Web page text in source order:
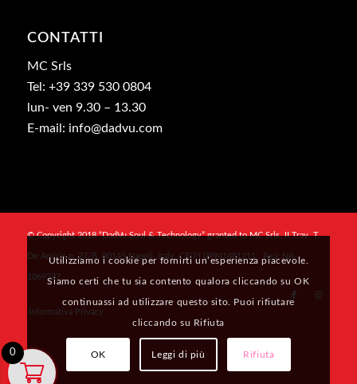
CONTATTI
MC Srls
Tel: +39 339 530 0804
lun- ven 9.30 – 13.30
E-mail: info@dadvu.com
© Copyright 2018 “DadVu Soul & Technology” granted to MC Srls, II Trav. T.
De Amicis n. 27/B, 80145 Napoli, Italy, CF/PI 09941481211 , Rea: NA-
1069327
Informativa Privacy
Utilizziamo i cookie per fornirti un’esperienza piacevole.
Siamo certi che tu sia contento qualora cliccando su OK
continuassi ad utilizzare questo sito. Puoi rifiutare
cliccando su Rifiuta
OK Leggi di più Rifiuta
0